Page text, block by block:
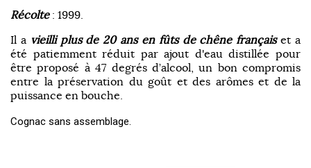
Récolte: 1999.
Il a vieilli plus de 20 ans en fûts de chêne françaiset a
été patiemment réduit par ajout d'eau distillée pour
être proposé à 47 degrés d’alcool, un bon compromis
entre la préservation du goût et des arômes et de la
puissance en bouche.
Cognac sans assemblage.